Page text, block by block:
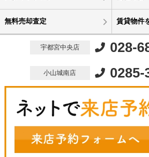
無料売却査定 賃貸物件
宇都宮中央店 028-
小山城南店 0285-